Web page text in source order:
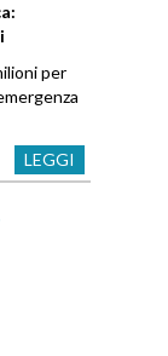
per
LEGGI